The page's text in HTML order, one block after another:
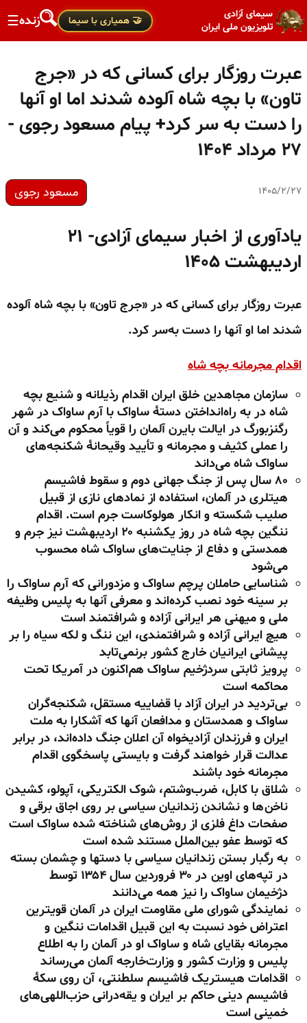
سیمای آزادی
تلویزیون ملی ایران
🤝 همیاری با سیما زنده☰
عبرت روزگار برای کسانی که در «جرج
تاون» با بچه شاه آلوده شدند اما او آنها
را دست به سر کرد+ پیام مسعود رجوی -
۲۷ مرداد ۱۴۰۴
۱۴۰۵/۲/۲۷ مسعود رجوی
یادآوری از اخبار سیمای آزادی- ۲۱
اردیبهشت ۱۴۰۵
عبرت روزگار برای کسانی که در «جرج تاون» با بچه شاه آلوده
شدند اما او آنها را دست به‌سر کرد.
اقدام مجرمانه بچه شاه
سازمان مجاهدین خلق ایران اقدام رذیلانه و شنیع بچه
شاه در به راه‌انداختن دستهٔ ساواک با آرم ساواک در شهر
رگنزبورگ در ایالت بایرن آلمان را قویاً محکوم می‌کند و آن
را عملی کثیف و مجرمانه و تأیید وقیحانهٔ شکنجه‌های
ساواک شاه می‌داند
۸۰ سال پس از جنگ جهانی دوم و سقوط فاشیسم
هیتلری در آلمان، استفاده از نمادهای نازی از قبیل
صلیب شکسته و انکار هولوکاست جرم است. اقدام
ننگین بچه شاه در روز یکشنبه ۲۰ اردیبهشت نیز جرم و
همدستی و دفاع از جنایت‌های ساواک شاه محسوب
می‌شود
شناسایی حاملان پرچم ساواک و مزدورانی که آرم ساواک را
بر سینه خود نصب کرده‌اند و معرفی آنها به پلیس وظیفه
ملی و میهنی هر ایرانی آزاده و شرافتمند است
هیچ ایرانی آزاده و شرافتمندی، این ننگ و لکه سیاه را بر
پیشانی ایرانیان خارج کشور برنمی‌تابد
پرویز ثابتی سردژخیم ساواک هم‌اکنون در آمریکا تحت
محاکمه است
بی‌تردید در ایران آزاد با قضاییه مستقل، شکنجه‌گران
ساواک و همدستان و مدافعان آنها که آشکارا به ملت
ایران و فرزندان آزادیخواه آن اعلان جنگ داده‌اند، در برابر
عدالت قرار خواهند گرفت و بایستی پاسخگوی اقدام
مجرمانه خود باشند
شلاق با کابل، ضرب‌وشتم، شوک الکتریکی، آپولو، کشیدن
ناخن‌ها و نشاندن زندانیان سیاسی بر روی اجاق برقی و
صفحات داغ فلزی از روش‌های شناخته شده ساواک است
که توسط عفو بین‌الملل مستند شده است
به رگبار بستن زندانیان سیاسی با دستها و چشمان بسته
در تپه‌های اوین در ۳۰ فروردین سال ۱۳۵۴ توسط
دژخیمان ساواک را نیز همه می‌دانند
نمایندگی شورای ملی مقاومت ایران در آلمان قویترین
اعتراض خود نسبت به این قبیل اقدامات ننگین و
مجرمانه بقایای شاه و ساواک او در آلمان را به اطلاع
پلیس و وزارت کشور و وزارت‌خارجه آلمان می‌رساند
اقدامات هیستریک فاشیسم سلطنتی، آن روی سکهٔ
فاشیسم دینی حاکم بر ایران و یقه‌درانی حزب‌اللهی‌های
خمینی است